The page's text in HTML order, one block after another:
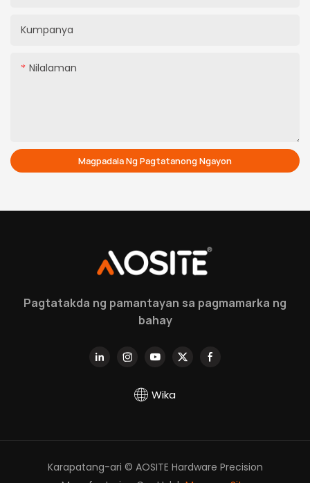
Kumpanya
Nilalaman
Magpadala Ng Pagtatanong Ngayon
Pagtatakda ng pamantayan sa pagmamarka ng
bahay
Wika
Karapatang-ari © AOSITE Hardware Precision